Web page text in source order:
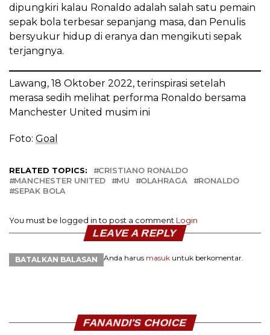
dipungkiri kalau Ronaldo adalah salah satu pemain
sepak bola terbesar sepanjang masa, dan Penulis
bersyukur hidup di eranya dan mengikuti sepak
terjangnya.
Lawang, 18 Oktober 2022, terinspirasi setelah
merasa sedih melihat performa Ronaldo bersama
Manchester United musim ini
Foto: Goal
RELATED TOPICS:
CRISTIANO RONALDO
MANCHESTER UNITED
MU OLAHRAGA
RONALDO
SEPAK BOLA
You must be logged in to post a comment Login
LEAVE A REPLY
BATALKAN BALASAN Anda harus masuk untuk berkomentar.
FANANDI'S CHOICE